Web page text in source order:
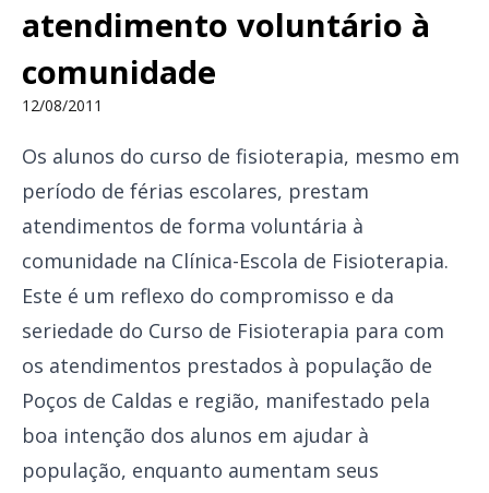
atendimento voluntário à
comunidade
12/08/2011
Os alunos do curso de fisioterapia, mesmo em
período de férias escolares, prestam
atendimentos de forma voluntária à
comunidade na Clínica-Escola de Fisioterapia.
Este é um reflexo do compromisso e da
seriedade do Curso de Fisioterapia para com
os atendimentos prestados à população de
Poços de Caldas e região, manifestado pela
boa intenção dos alunos em ajudar à
população, enquanto aumentam seus